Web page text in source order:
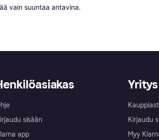
vain suuntaa antavina.
sisään
app
Yritys
Kirjaudu
Myy